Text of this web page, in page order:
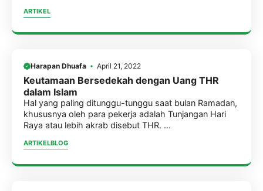
ARTIKEL
Harapan Dhuafa April 21, 2022
Keutamaan Bersedekah dengan Uang THR
dalam Islam
Hal yang paling ditunggu-tunggu saat bulan Ramadan,
khususnya oleh para pekerja adalah Tunjangan Hari
Raya atau lebih akrab disebut THR. ...
ARTIKELBLOG